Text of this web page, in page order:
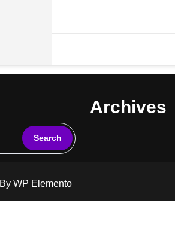
Archives
By WP Elemento